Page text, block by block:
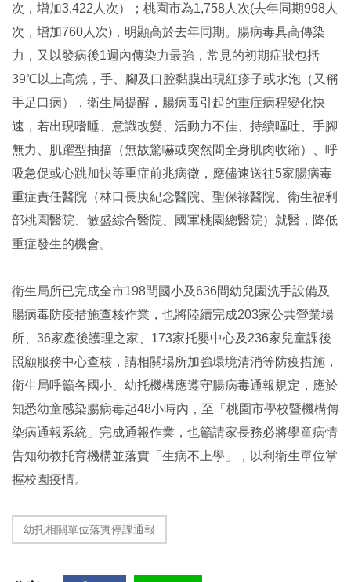
次，增加3,422人次）；桃園市為1,758人次(去年同期998人
次，增加760人次)，明顯高於去年同期。腸病毒具高傳染
力，又以發病後1週內傳染力最強，常見的初期症狀包括
39℃以上高燒，手、腳及口腔黏膜出現紅疹子或水泡（又稱
手足口病），衛生局提醒，腸病毒引起的重症病程變化快
速，若出現嗜睡、意識改變、活動力不佳、持續嘔吐、手腳
無力、肌躍型抽搐（無故驚嚇或突然間全身肌肉收縮）、呼
吸急促或心跳加快等重症前兆病徵，應儘速送往5家腸病毒
重症責任醫院（林口長庚紀念醫院、聖保祿醫院、衛生福利
部桃園醫院、敏盛綜合醫院、國軍桃園總醫院）就醫，降低
重症發生的機會。
衛生局所已完成全市198間國小及636間幼兒園洗手設備及
腸病毒防疫措施查核作業，也將陸續完成203家公共營業場
所、36家產後護理之家、173家托嬰中心及236家兒童課後
照顧服務中心查核，請相關場所加強環境清消等防疫措施，
衛生局呼籲各國小、幼托機構應遵守腸病毒通報規定，應於
知悉幼童感染腸病毒起48小時內，至「桃園市學校暨機構傳
染病通報系統」完成通報作業，也籲請家長務必將學童病情
告知幼教托育機構並落實「生病不上學」，以利衛生單位掌
握校園疫情。
幼托相關單位落實停課通報